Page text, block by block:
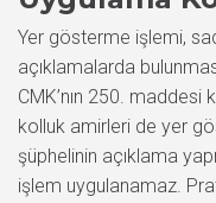
Yer gösterme işlemi,
açıklamalarda
CMK’nın 250. maddesi
kolluk amirleri de yer
şüphelinin açıklama
işlem uygulanamaz.